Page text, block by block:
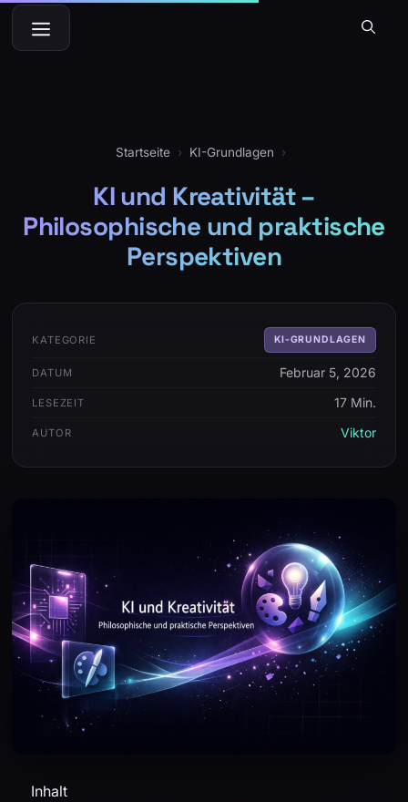
Zum
Inhalt
springen
Menü
Startseite › KI-Grundlagen ›
KI und Kreativität –
Philosophische und praktische
Perspektiven
KATEGORIE KI-GRUNDLAGEN
DATUM Februar 5, 2026
LESEZEIT 17 Min.
AUTOR Viktor
Inhalt